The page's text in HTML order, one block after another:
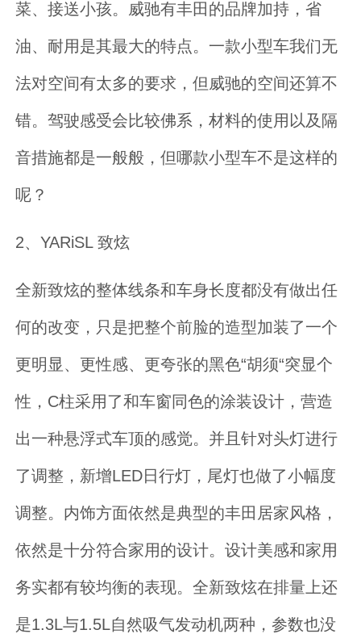
菜、接送小孩。威驰有丰田的品牌加持，省
油、耐用是其最大的特点。一款小型车我们无
法对空间有太多的要求，但威驰的空间还算不
错。驾驶感受会比较佛系，材料的使用以及隔
音措施都是一般般，但哪款小型车不是这样的
呢？
2、YARiSL 致炫
全新致炫的整体线条和车身长度都没有做出任
何的改变，只是把整个前脸的造型加装了一个
更明显、更性感、更夸张的黑色“胡须“突显个
性，C柱采用了和车窗同色的涂装设计，营造
出一种悬浮式车顶的感觉。并且针对头灯进行
了调整，新增LED日行灯，尾灯也做了小幅度
调整。内饰方面依然是典型的丰田居家风格，
依然是十分符合家用的设计。设计美感和家用
务实都有较均衡的表现。全新致炫在排量上还
是1.3L与1.5L自然吸气发动机两种，参数也没